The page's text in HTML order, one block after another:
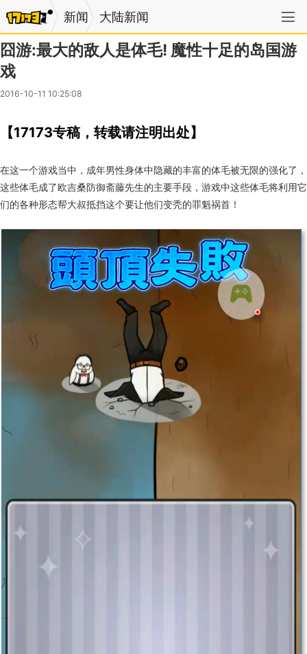
新闻 大陆新闻
囧游:最大的敌人是体毛! 魔性十足的岛国游
戏
2016-10-11 10:25:08
【17173专稿，转载请注明出处】
在这一个游戏当中，成年男性身体中隐藏的丰富的体毛被无限的强化了，
这些体毛成了欧吉桑防御斋藤先生的主要手段，游戏中这些体毛将利用它
们的各种形态帮大叔抵挡这个要让他们变秃的罪魁祸首！